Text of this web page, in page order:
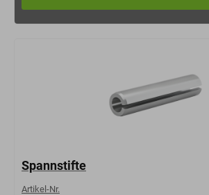
Spannstifte
Artikel-Nr.